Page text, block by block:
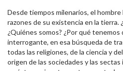
Desde tiempos milenarios, el
razones de su existencia en la tierra.
¿Quiénes somos? ¿Por qué tenemos
interrogante, en esa búsqueda de
todas las religiones, de la ciencia y
origen de las sociedades y las